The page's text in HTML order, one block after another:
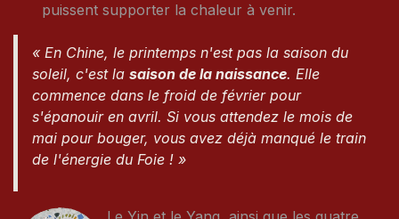
puissent supporter la chaleur à venir.
« En Chine, le printemps n'est pas la saison du
soleil, c'est la saison de la naissance. Elle
commence dans le froid de février pour
s'épanouir en avril. Si vous attendez le mois de
mai pour bouger, vous avez déjà manqué le train
de l'énergie du Foie ! »